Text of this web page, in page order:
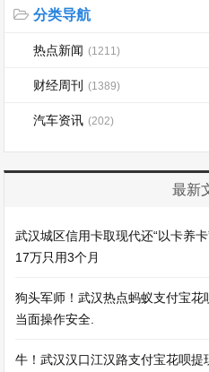
分类导航
热点新闻 (1211)
财经周刊 (1389)
汽车资讯 (202)
最新
武汉城区信用卡取现代还“以卡养
17万只用3个月
狗头军师！武汉热点蚂蚁支付宝
当面操作安全.
牛！武汉汉口江汉路支付宝花呗